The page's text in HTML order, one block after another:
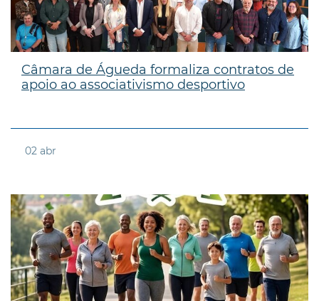
Câmara de Águeda formaliza contratos de
apoio ao associativismo desportivo
02 abr